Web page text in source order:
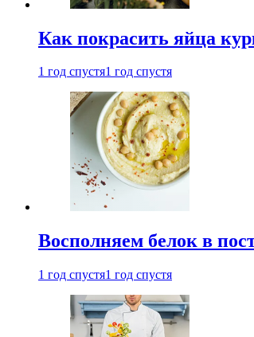
Как покрасить яйца
1 год спустя1 год спустя
Восполняем белок в
1 год спустя1 год спустя